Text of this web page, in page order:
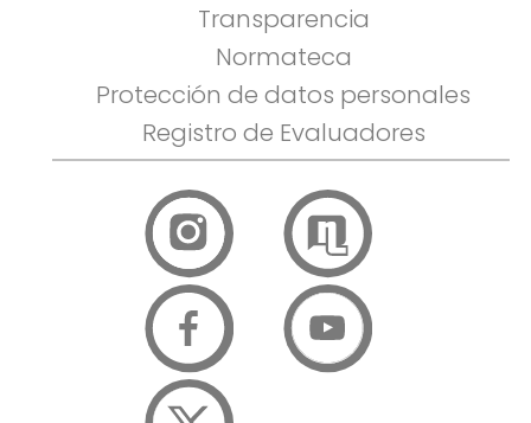
Transparencia
Normateca
Protección de datos personales
Registro de Evaluadores